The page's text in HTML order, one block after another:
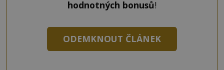
hodnotných bonusů!
ODEMKNOUT ČLÁNEK